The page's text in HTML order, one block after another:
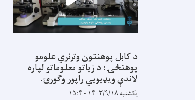
د کابل پوهنتون وترنري علومو
پوهنځۍ: د زیاتو معلوماتو لپاره
لاندې ویډیويي راپور وګورئ.
یکشنبه ۱۴۰۳/۹/۱۸ - ۱۵:۴